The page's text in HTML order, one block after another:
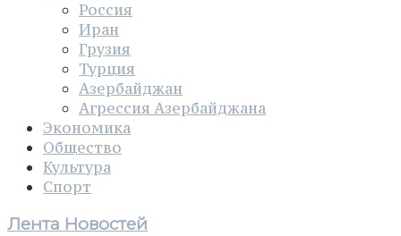
Россия
Иран
Грузия
Турция
Азербайджан
Агрессия Азербайджана
Экономика
Общество
Культура
Спорт
Лента Новостей